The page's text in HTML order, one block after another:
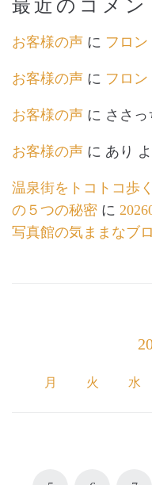
最近のコメン
お客様の声 に フロ
お客様の声 に フロ
お客様の声 に ささっ
お客様の声 に あり
温泉街をトコトコ歩
の５つの秘密 に
写真館の気ままなブ
月 火 水